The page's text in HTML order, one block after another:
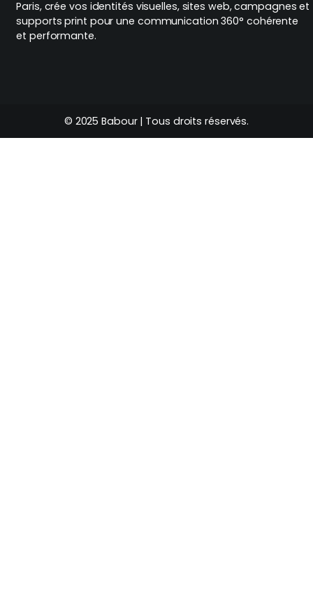
Paris, crée vos identités visuelles, sites web, campagnes et
supports print pour une communication 360° cohérente
et performante.
© 2025 Babour | Tous droits réservés.